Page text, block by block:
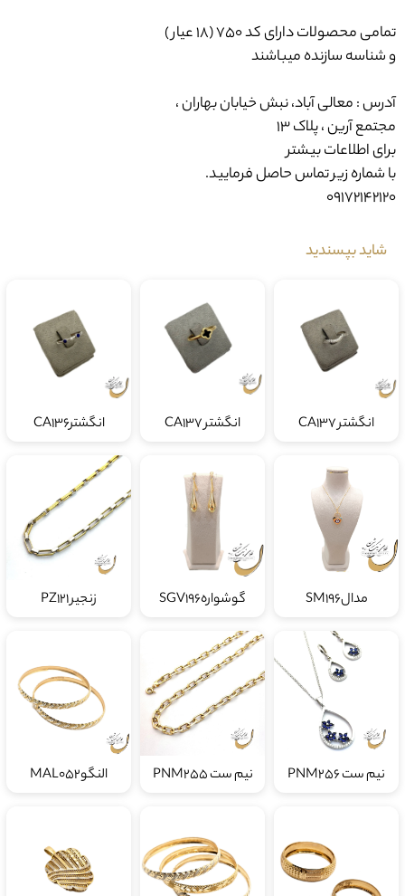
تمامی محصولات دارای کد ۷۵۰ (۱۸ عیار )
و شناسه سازنده میباشند
آدرس : معالی آباد، نبش خیابان بهاران ،
مجتمع آرین ، پلاک ۱۳
برای اطلاعات بیشتر
با شماره زیر تماس حاصل فرمایید.
09172142120
شاید بپسندید
انگشتر CA137 انگشتر CA137 انگشترCA136
مدالSM196 گوشوارهSGV196 زنجیر PZ121
نیم ست PNM256 نیم ست PNM255 النگوMAL052